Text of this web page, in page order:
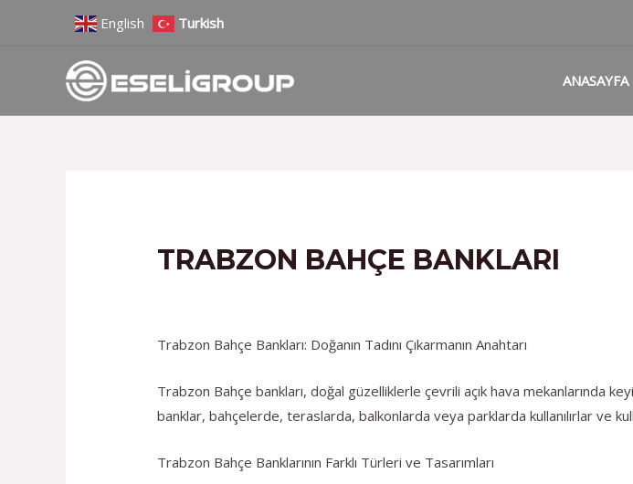
English Turkish
ANASAYFA
TRABZON BAHÇE BANKLARI
Trabzon Bahçe Bankları: Doğanın Tadını Çıkarmanın Anahtarı
Trabzon Bahçe bankları, doğal güzelliklerle çevrili açık hava mekanlarında
banklar, bahçelerde, teraslarda, balkonlarda veya parklarda kullanılırlar ve
Trabzon Bahçe Banklarının Farklı Türleri ve Tasarımları
gezinmesi